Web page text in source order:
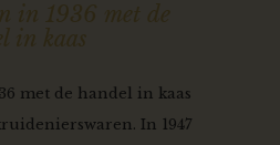
in 1936 met de
in kaas
met de handel in kaas
In 1947